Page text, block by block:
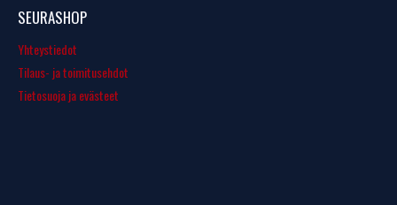
SEURASHOP
Yhteystiedot
Tilaus- ja toimitusehdot
Tietosuoja ja evästeet